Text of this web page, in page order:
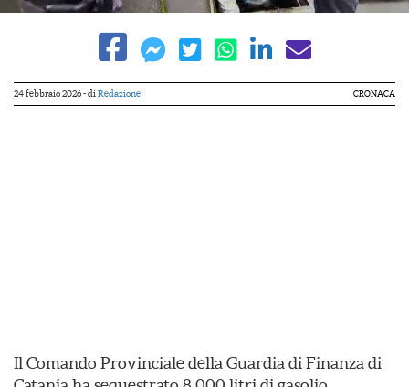
24 febbraio 2026- di Redazione CRONACA
Il Comando Provinciale della Guardia di Finanza di